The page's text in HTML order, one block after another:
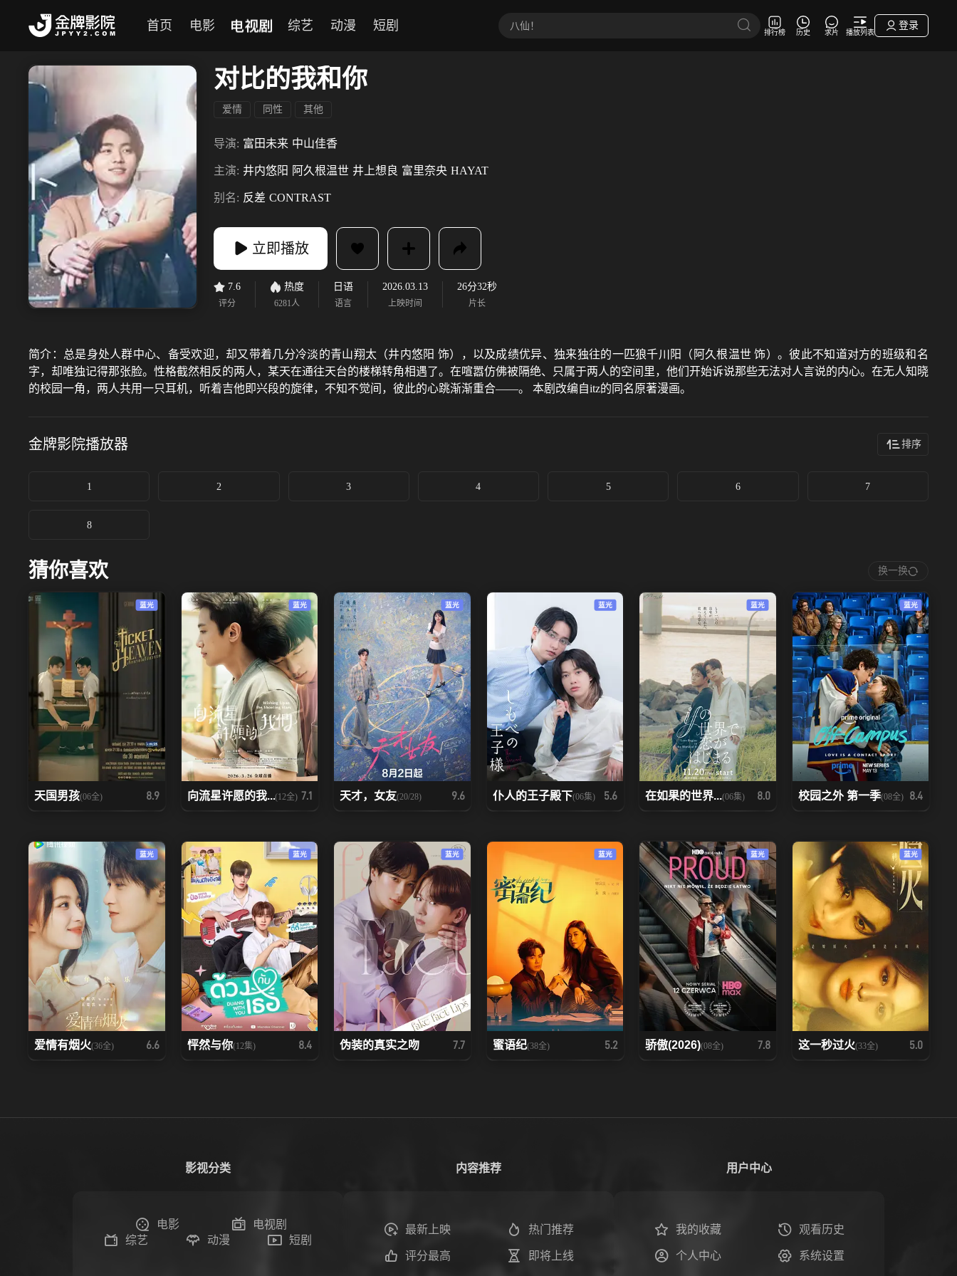
首页 电影 电视剧 综艺 动漫 短剧 排行榜 历史 求片 播放列表
登录
对比的我和你
爱情 同性 其他
导演: 富田未来 中山佳香
主演: 井内悠阳 阿久根温世 井上想良 富里奈央 HAYAT
别名: 反差 CONTRAST
立即播放
7.6
评分
热度
6281人
日语
语言
2026.03.13
上映时间
26分32秒
片长
简介： 总是身处人群中心、备受欢迎，却又带着几分冷淡的青山翔太（井内悠阳 饰），以及成绩优异、独来独往的一匹狼千川阳（阿久根温世 饰）。彼此不知道对方的班级和名
字，却唯独记得那张脸。性格截然相反的两人，某天在通往天台的楼梯转角相遇了。在喧嚣仿佛被隔绝、只属于两人的空间里，他们开始诉说那些无法对人言说的内心。在无人知晓
的校园一角，两人共用一只耳机，听着吉他即兴段的旋律，不知不觉间，彼此的心跳渐渐重合——。 本剧改编自itz的同名原著漫画。
金牌影院播放器 排序
1 2 3 4 5 6 7
8
猜你喜欢 换一换
蓝光
天国男孩(06全) 8.9
蓝光
向流星许愿的我...(12全) 7.1
蓝光
天才，女友(20/28) 9.6
蓝光
仆人的王子殿下(06集) 5.6
蓝光
在如果的世界...(06集) 8.0
蓝光
校园之外 第一季(08全) 8.4
蓝光
爱情有烟火(36全) 6.6
蓝光
怦然与你(12集) 8.4
蓝光
伪装的真实之吻 7.7
蓝光
蜜语纪(38全) 5.2
蓝光
骄傲(2026)(08全) 7.8
蓝光
这一秒过火(33全) 5.0
影视分类
电影
电视剧
综艺
动漫 短剧
内容推荐
最新上映 热门推荐
评分最高 即将上线
用户中心
我的收藏 观看历史
个人中心 系统设置